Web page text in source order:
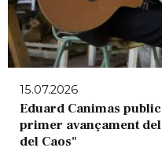
15.07.2026
Eduard Canimas
primer avançament
del Caos"